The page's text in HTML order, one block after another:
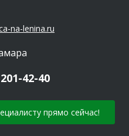
na-lenina.ru
42-40
прямо сейчас!